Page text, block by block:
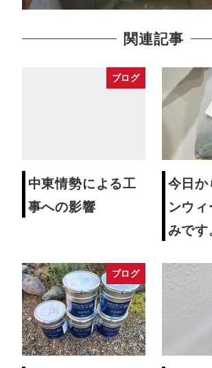
関連記事
ブログ
中東情勢による工
事への影響
今日
ンウ
みです
ブログ